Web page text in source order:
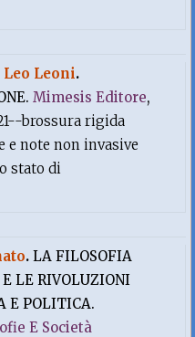
Leo Leoni.
Mimesis Editore,
brossura rigida
note non invasive
stato di
.LA FILOSOFIA
LE RIVOLUZIONI
E POLITICA.
E Società